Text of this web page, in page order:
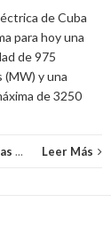
de Cuba
para hoy una
de 975
y una
de 3250
... Leer Más